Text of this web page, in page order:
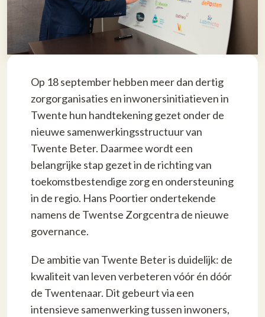
Op 18 september hebben meer dan dertig
zorgorganisaties en inwonersinitiatieven in
Twente hun handtekening gezet onder de
nieuwe samenwerkingsstructuur van
Twente Beter. Daarmee wordt een
belangrijke stap gezet in de richting van
toekomstbestendige zorg en ondersteuning
in de regio. Hans Poortier ondertekende
namens de Twentse Zorgcentra de nieuwe
governance.
De ambitie van Twente Beter is duidelijk: de
kwaliteit van leven verbeteren vóór én dóór
de Twentenaar. Dit gebeurt via een
intensieve samenwerking tussen inwoners,